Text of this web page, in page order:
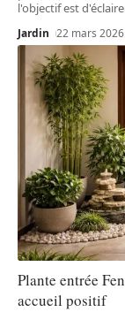
l'objectif est
Jardin 22 mars 2026
Plante entrée
accueil positif